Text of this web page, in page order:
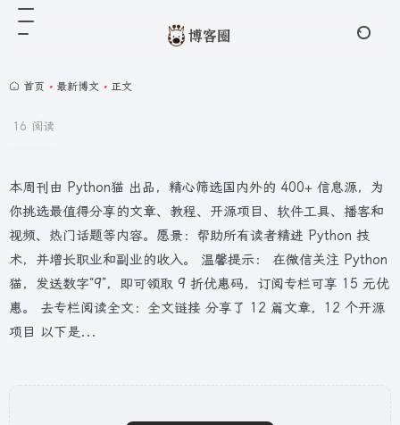
首页 • 最新博文 • 正文
16 阅读
本周刊由 Python猫 出品，精心筛选国内外的 400+ 信息源，为
你挑选最值得分享的文章、教程、开源项目、软件工具、播客和
视频、热门话题等内容。愿景：帮助所有读者精进 Python 技
术，并增长职业和副业的收入。 温馨提示： 在微信关注 Python
猫，发送数字“9”，即可领取 9 折优惠码，订阅专栏可享 15 元优
惠。 去专栏阅读全文：全文链接 分享了 12 篇文章，12 个开源
项目 以下是...